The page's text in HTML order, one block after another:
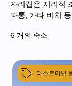
자리잡은 지리적
파통, 카타 비치
6 개의 숙소
라스트미닛